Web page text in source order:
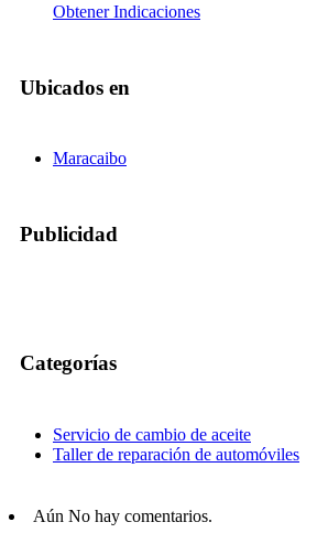
Obtener Indicaciones
Ubicados en
Maracaibo
Publicidad
Categorías
Servicio de cambio de aceite
Taller de reparación de automóviles
Aún No hay comentarios.